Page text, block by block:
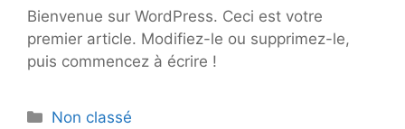
Bienvenue sur WordPress. Ceci est votre
premier article. Modifiez-le ou supprimez-le,
puis commencez à écrire !
Catégories
Non classé